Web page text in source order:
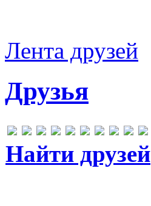
Лента друзей
Друзья
Найти друзей